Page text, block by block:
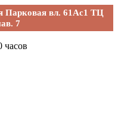
Парковая вл. 61Ас1 ТЦ
7
часов